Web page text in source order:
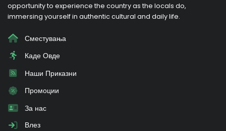
opportunity to experience the country as the locals do,
immersing yourself in authentic cultural and daily life.
Сместувања
Каде Овде
Наши Приказни
Промоции
За нас
Влез